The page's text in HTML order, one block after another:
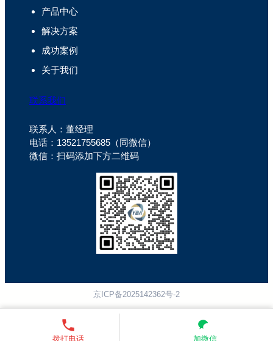
产品中心
解决方案
成功案例
关于我们
联系我们
联系人：董经理
电话：13521755685（同微信）
微信：扫码添加下方二维码
京ICP备2025142362号-2
拨打电话 加微信